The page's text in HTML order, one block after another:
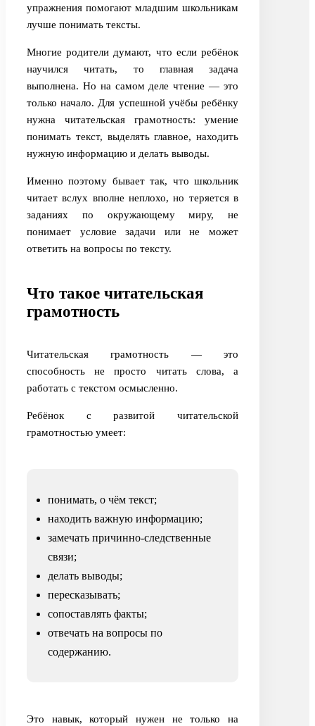
упражнения помогают младшим школьникам
лучше понимать тексты.
Многие родители думают, что если ребёнок
научился читать, то главная задача
выполнена. Но на самом деле чтение — это
только начало. Для успешной учёбы ребёнку
нужна читательская грамотность: умение
понимать текст, выделять главное, находить
нужную информацию и делать выводы.
Именно поэтому бывает так, что школьник
читает вслух вполне неплохо, но теряется в
заданиях по окружающему миру, не
понимает условие задачи или не может
ответить на вопросы по тексту.
Что такое читательская
грамотность
Читательская грамотность — это
способность не просто читать слова, а
работать с текстом осмысленно.
Ребёнок с развитой читательской
грамотностью умеет:
понимать, о чём текст;
находить важную информацию;
замечать причинно-следственные
связи;
делать выводы;
пересказывать;
сопоставлять факты;
отвечать на вопросы по
содержанию.
Это навык, который нужен не только на